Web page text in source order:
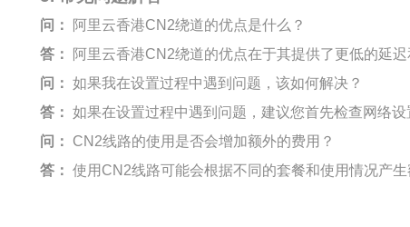
问：
阿里云香港CN2绕道的优点是什么？
答：
阿里云香港CN2绕道的优点在于其提供了更低的延
问： 如果我在设置过程中遇到问题，该如何解决？
答： 如果在设置过程中遇到问题，建议您首先检查网络
问：
CN2线路的使用是否会增加额外的费用？
答： 使用CN2线路可能会根据不同的套餐和使用情况产